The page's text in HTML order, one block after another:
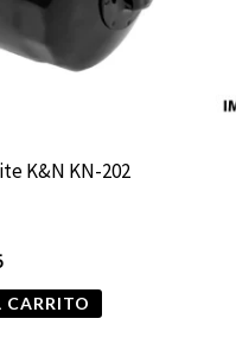
K&N KN-202
CARRITO